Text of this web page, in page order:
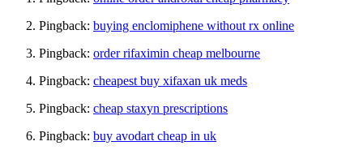
Pingback: buying enclomiphene without rx online
Pingback: order rifaximin cheap melbourne
Pingback: cheapest buy xifaxan uk meds
Pingback: cheap staxyn prescriptions
Pingback: buy avodart cheap in uk